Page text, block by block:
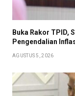
Buka Rakor TPID,
Pengendalian
AGUSTUS 5, 2026